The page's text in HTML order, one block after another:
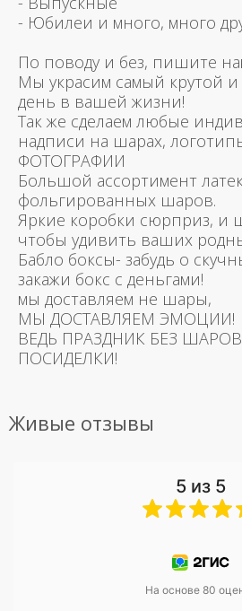
- Юбилеи и много, много
По поводу и без, пишите
Мы украсим самый крутой
день в вашей жизни!
Так же сделаем любые
надписи на шарах,
ФОТОГРАФИИ
Большой ассортимент
фольгированных шаров.
Яркие коробки сюрприз, и
чтобы удивить ваших
Бабло боксы- забудь о
закажи бокс с деньгами!
мы доставляем не шары,
МЫ ДОСТАВЛЯЕМ ЭМОЦИИ!
ВЕДЬ ПРАЗДНИК БЕЗ
ПОСИДЕЛКИ!
Живые отзывы
5 из 5
На основе 80